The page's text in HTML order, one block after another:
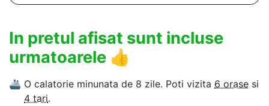
In pretul afisat sunt incluse
urmatoarele 👍
🚢 O calatorie minunata de 8 zile. Poti vizita 6 orase si
4 tari.